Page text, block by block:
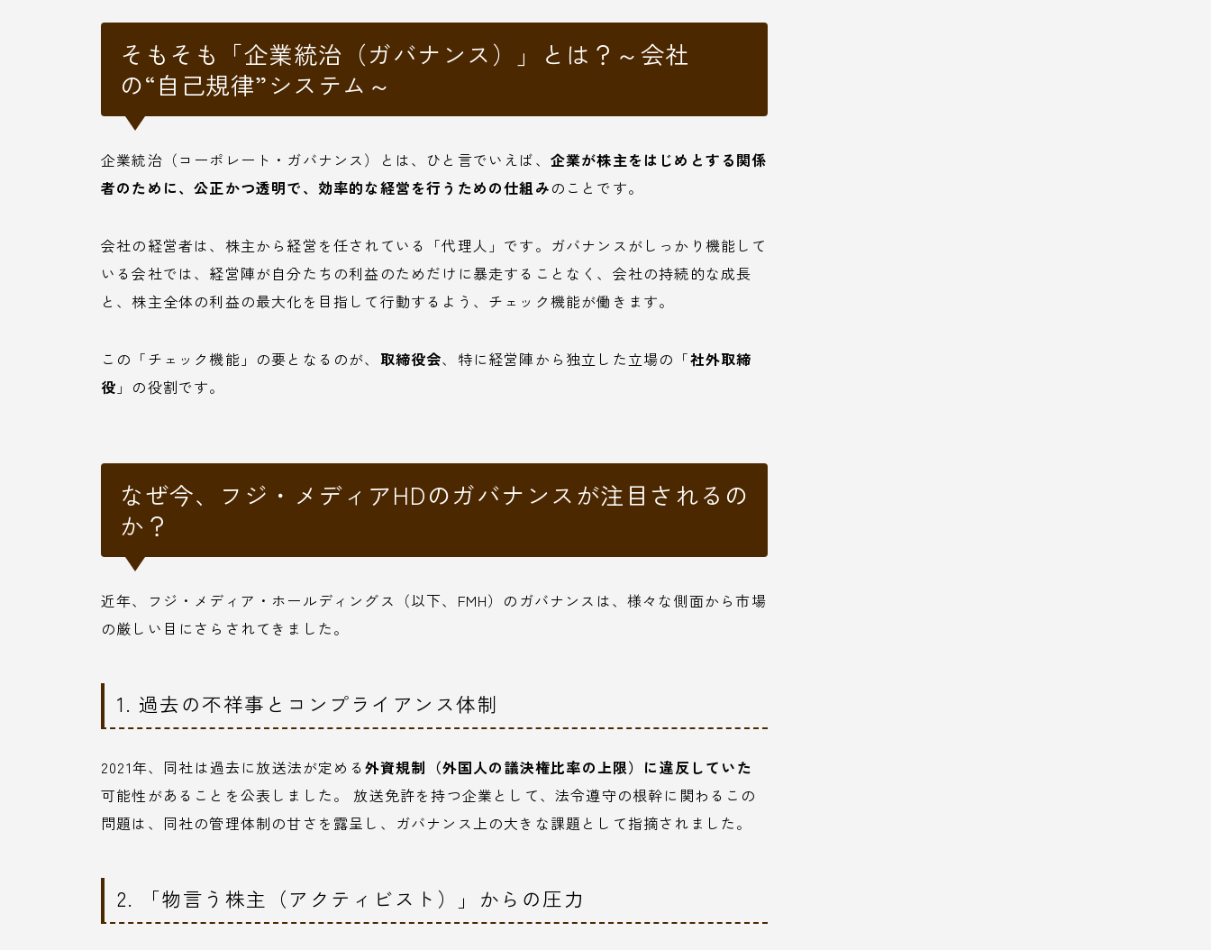
そもそも「企業統治（ガバナンス）」とは？～会社
の“自己規律”システム～
企業統治（コーポレート・ガバナンス）とは、ひと言でいえば、 企業が株主をはじめとする関係
者のために、公正かつ透明で、効率的な経営を行うための仕組みのことです。
会社の経営者は、株主から経営を任されている「代理人」です。ガバナンスがしっかり機能して
いる会社では、経営陣が自分たちの利益のためだけに暴走することなく、会社の持続的な成長
と、株主全体の利益の最大化を目指して行動するよう、チェック機能が働きます。
この「チェック機能」の要となるのが、 取締役会、特に経営陣から独立した立場の「社外取締
役 」の役割です。
なぜ今、フジ・メディアHDのガバナンスが注目されるの
か？
近年、フジ・メディア・ホールディングス（以下、FMH）のガバナンスは、様々な側面から市場
の厳しい目にさらされてきました。
1. 過去の不祥事とコンプライアンス体制
2021年、同社は過去に放送法が定める外資規制（外国人の議決権比率の上限）に違反していた
可能性があることを公表しました。 放送免許を持つ企業として、法令遵守の根幹に関わるこの
問題は、同社の管理体制の甘さを露呈し、ガバナンス上の大きな課題として指摘されました。
2. 「物言う株主（アクティビスト）」からの圧力